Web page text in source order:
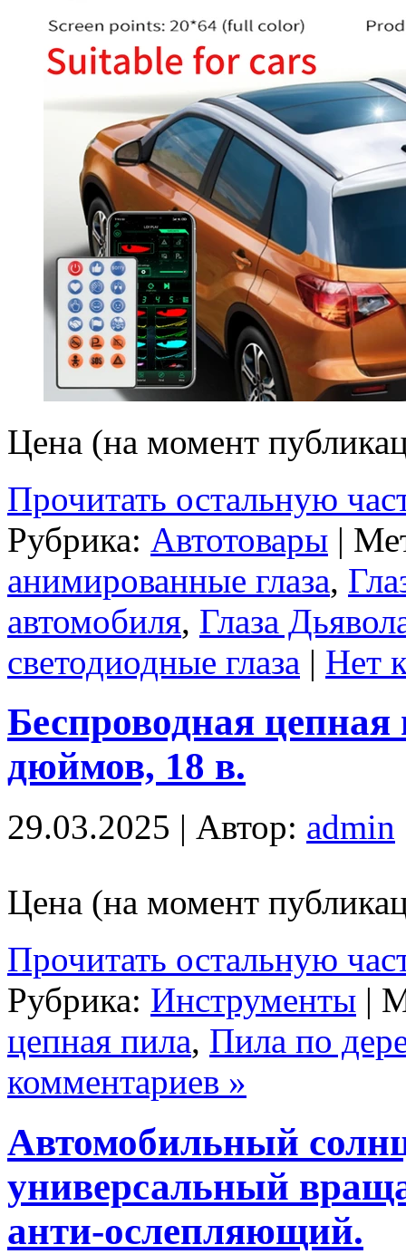
Цена (на момент
Прочитать остальную
Рубрика: Автотовары |
анимированные глаза,
автомобиля, Глаза
светодиодные глаза | Нет
Беспроводная
дюймов, 18 в.
29.03.2025 | Автор: admin
Цена (на момент
Прочитать остальную
Рубрика: Инструменты |
цепная пила, Пила по
комментариев »
Автомобильный
универсальный
анти-ослепляющий.